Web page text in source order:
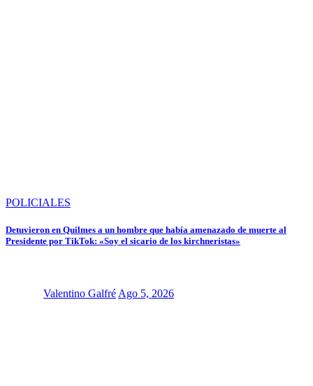
POLICIALES
Detuvieron en Quilmes a un hombre que había amenazado de muerte al
Presidente por TikTok: «Soy el sicario de los kirchneristas»
Valentino Galfré Ago 5, 2026